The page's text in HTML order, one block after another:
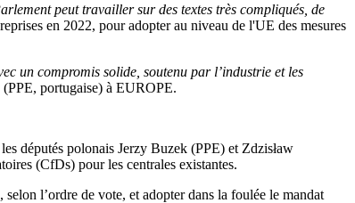
peut travailler sur des textes très compliqués, de
en 2022, pour adopter au niveau de l'UE des mesures
un compromis solide, soutenu par l’industrie et les
portugaise) à EUROPE.
députés polonais Jerzy Buzek (PPE) et Zdzisław
(CfDs) pour les centrales existantes.
l’ordre de vote, et adopter dans la foulée le mandat